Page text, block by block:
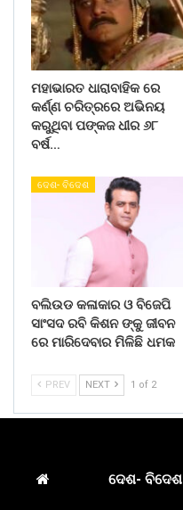
ମହାଭାରତ ଧାରାବାହିକ ରେ
କର୍ଣ୍ଣ ଚରିତ୍ରରେ ଅଭିନୟ
କରୁଥିବା ପଙ୍କଜ ଧୀର ୬୮
ବର୍ଷ…
ଦେଶ- ବିଦେଶ
ବଲିଉଡ କଳାକାର ଓ ବିଜେପି
ସାଂସଦ ରବି କିଶନ ଙ୍କୁ ଜୀବନ
ରେ ମାରିଦେବାର ମିଳିଛି ଧମକ
PREV NEXT 1 of 2
ଦେଶ- ବିଦେଶ